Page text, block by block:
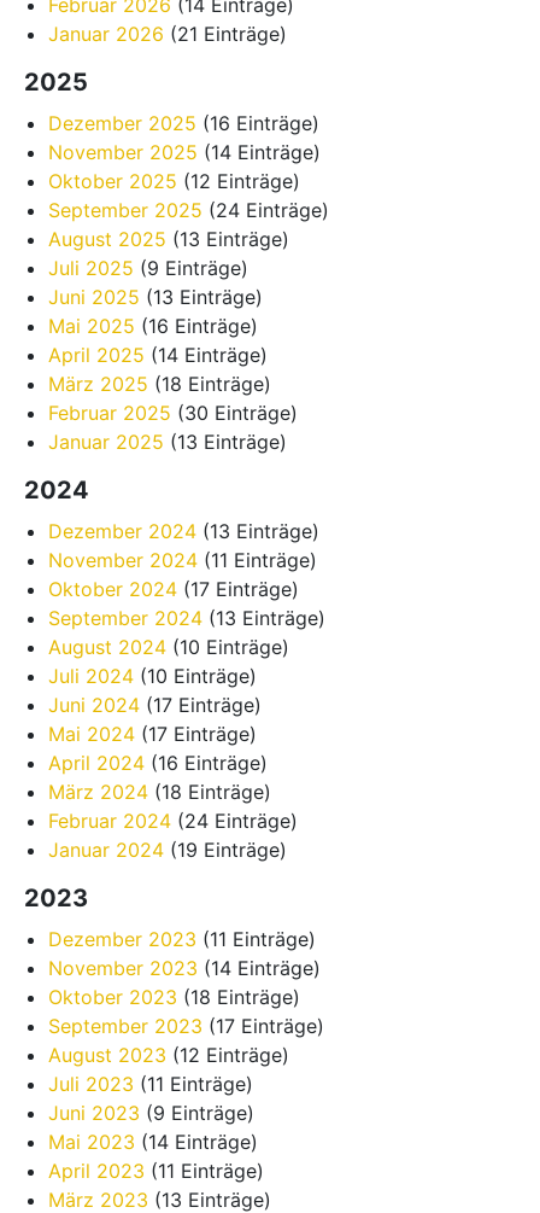
Februar 2026 (14 Einträge)
Januar 2026 (21 Einträge)
2025
Dezember 2025 (16 Einträge)
November 2025 (14 Einträge)
Oktober 2025 (12 Einträge)
September 2025 (24 Einträge)
August 2025 (13 Einträge)
Juli 2025 (9 Einträge)
Juni 2025 (13 Einträge)
Mai 2025 (16 Einträge)
April 2025 (14 Einträge)
März 2025 (18 Einträge)
Februar 2025 (30 Einträge)
Januar 2025 (13 Einträge)
2024
Dezember 2024 (13 Einträge)
November 2024 (11 Einträge)
Oktober 2024 (17 Einträge)
September 2024 (13 Einträge)
August 2024 (10 Einträge)
Juli 2024 (10 Einträge)
Juni 2024 (17 Einträge)
Mai 2024 (17 Einträge)
April 2024 (16 Einträge)
März 2024 (18 Einträge)
Februar 2024 (24 Einträge)
Januar 2024 (19 Einträge)
2023
Dezember 2023 (11 Einträge)
November 2023 (14 Einträge)
Oktober 2023 (18 Einträge)
September 2023 (17 Einträge)
August 2023 (12 Einträge)
Juli 2023 (11 Einträge)
Juni 2023 (9 Einträge)
Mai 2023 (14 Einträge)
April 2023 (11 Einträge)
März 2023 (13 Einträge)